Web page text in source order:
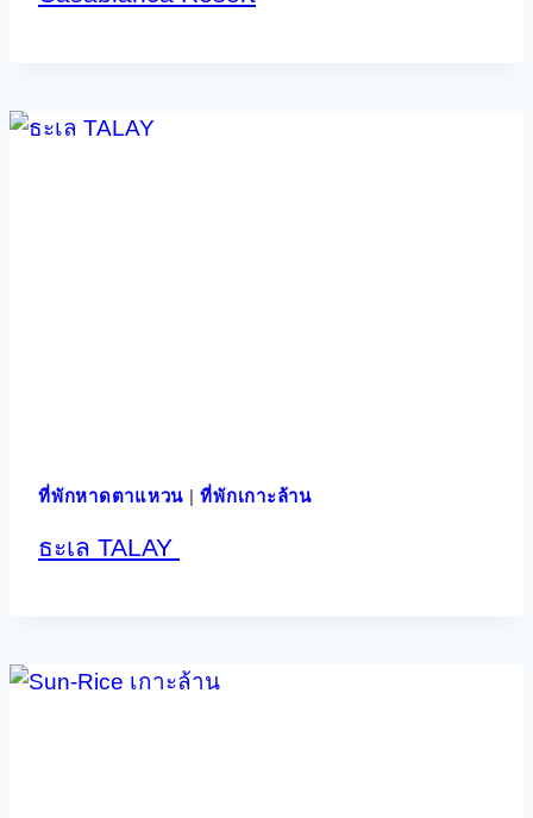
ที่พักหาดตาแหวน |ที่พักเกาะล้าน
ธะเล TALAY